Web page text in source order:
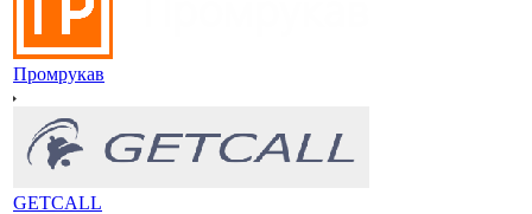
Промрукав
GETCALL